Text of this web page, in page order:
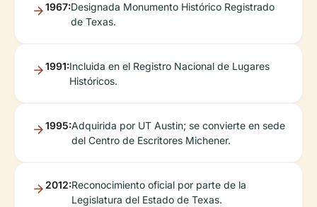
1967:Designada Monumento Histórico Registrado
de Texas.
1991:Incluida en el Registro Nacional de Lugares
Históricos.
1995:Adquirida por UT Austin; se convierte en sede
del Centro de Escritores Michener.
2012:Reconocimiento oficial por parte de la
Legislatura del Estado de Texas.